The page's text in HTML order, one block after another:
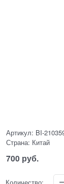
Артикул: BI-
Страна: Китай
700 руб.